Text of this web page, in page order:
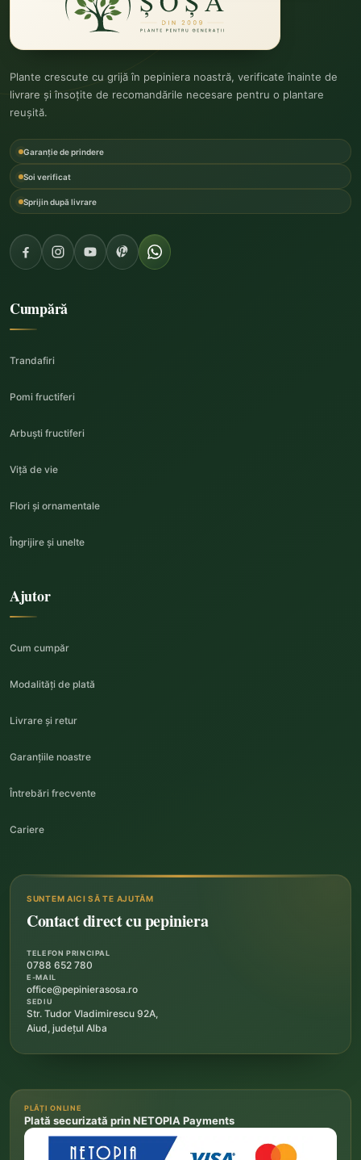
Plante crescute cu grijă în pepiniera noastră, verificate înainte de
livrare și însoțite de recomandările necesare pentru o plantare
reușită.
Garanție de prindere
Soi verificat
Sprijin după livrare
Cumpără
Trandafiri
Pomi fructiferi
Arbuști fructiferi
Viță de vie
Flori și ornamentale
Îngrijire și unelte
Ajutor
Cum cumpăr
Modalități de plată
Livrare și retur
Garanțiile noastre
Întrebări frecvente
Cariere
SUNTEM AICI SĂ TE AJUTĂM
Contact direct cu pepiniera
TELEFON PRINCIPAL
0788 652 780
E-MAIL
office@pepinierasosa.ro
SEDIU
Str. Tudor Vladimirescu 92A,
Aiud, județul Alba
PLĂȚI ONLINE
Plată securizată prin NETOPIA Payments